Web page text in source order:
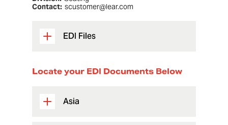
Contact: scustomer@lear.com
EDI Files
Locate your EDI Documents Below
Asia